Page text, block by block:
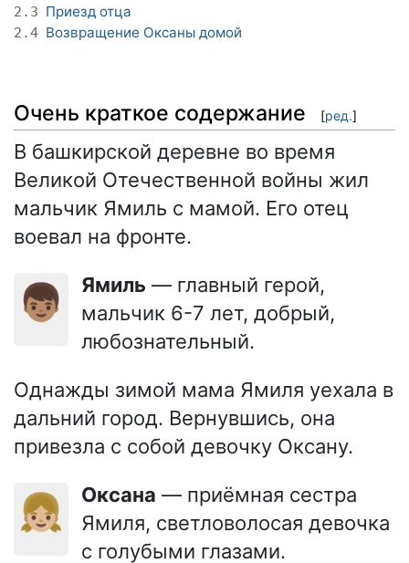
2.3 Приезд отца
2.4 Возвращение Оксаны домой
Очень краткое содержание [ред.]
В башкирской деревне во время
Великой Отечественной войны жил
мальчик Ямиль с мамой. Его отец
воевал на фронте.
👦🏽 Ямиль — главный герой,
мальчик 6-7 лет, добрый,
любознательный.
Однажды зимой мама Ямиля уехала в
дальний город. Вернувшись, она
привезла с собой девочку Оксану.
👧🏼 Оксана — приёмная сестра
Ямиля, светловолосая девочка
с голубыми глазами.